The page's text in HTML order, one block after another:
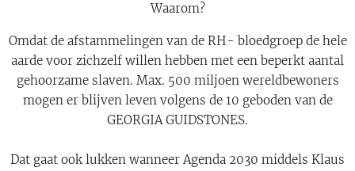
Waarom?
Omdat de afstammelingen van de RH- bloedgroep de hele
aarde voor zichzelf willen hebben met een beperkt aantal
gehoorzame slaven. Max. 500 miljoen wereldbewoners
mogen er blijven leven volgens de 10 geboden van de
GEORGIA GUIDSTONES.
Dat gaat ook lukken wanneer Agenda 2030 middels Klaus